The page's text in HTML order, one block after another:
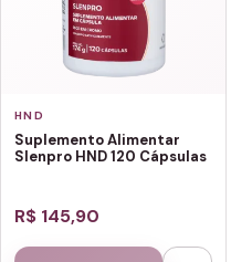
HND
Suplemento Alimentar
Slenpro HND 120 Cápsulas
R$ 145,90